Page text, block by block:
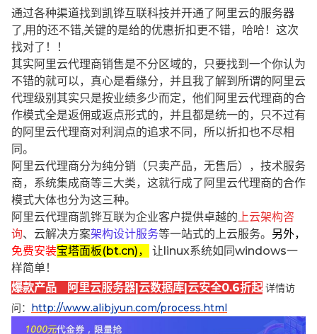
通过各种渠道找到凯铧互联科技并开通了阿里云的服务器
了,用的还不错,关键的是给的优惠折扣更不错，哈哈！这次
找对了！！
其实阿里云代理商销售是不分区域的，只要找到一个你认为
不错的就可以，真心是看缘分，并且我了解到所谓的阿里云
代理级别其实只是按业绩多少而定，他们阿里云代理商的合
作模式全是返佣或返点形式的，并且都是统一的，只不过有
的阿里云代理商对利润点的追求不同，所以折扣也不尽相
同。
阿里云代理商分为纯分销（只卖产品，无售后），技术服务
商，系统集成商等三大类，这就行成了阿里云代理商的合作
模式大体也分为这三种。
阿里云代理商凯铧互联为企业客户提供卓越的 上云架构咨
询、云解决方案架构设计服务等一站式的上云服务。 另外，
免费安装宝塔面板(bt.cn)，
让linux系统如同windows一
样简单！
爆款产品 阿里云服务器|云数据库|云安全0.6折起 详情访
问： http://www.alibjyun.com/process.html